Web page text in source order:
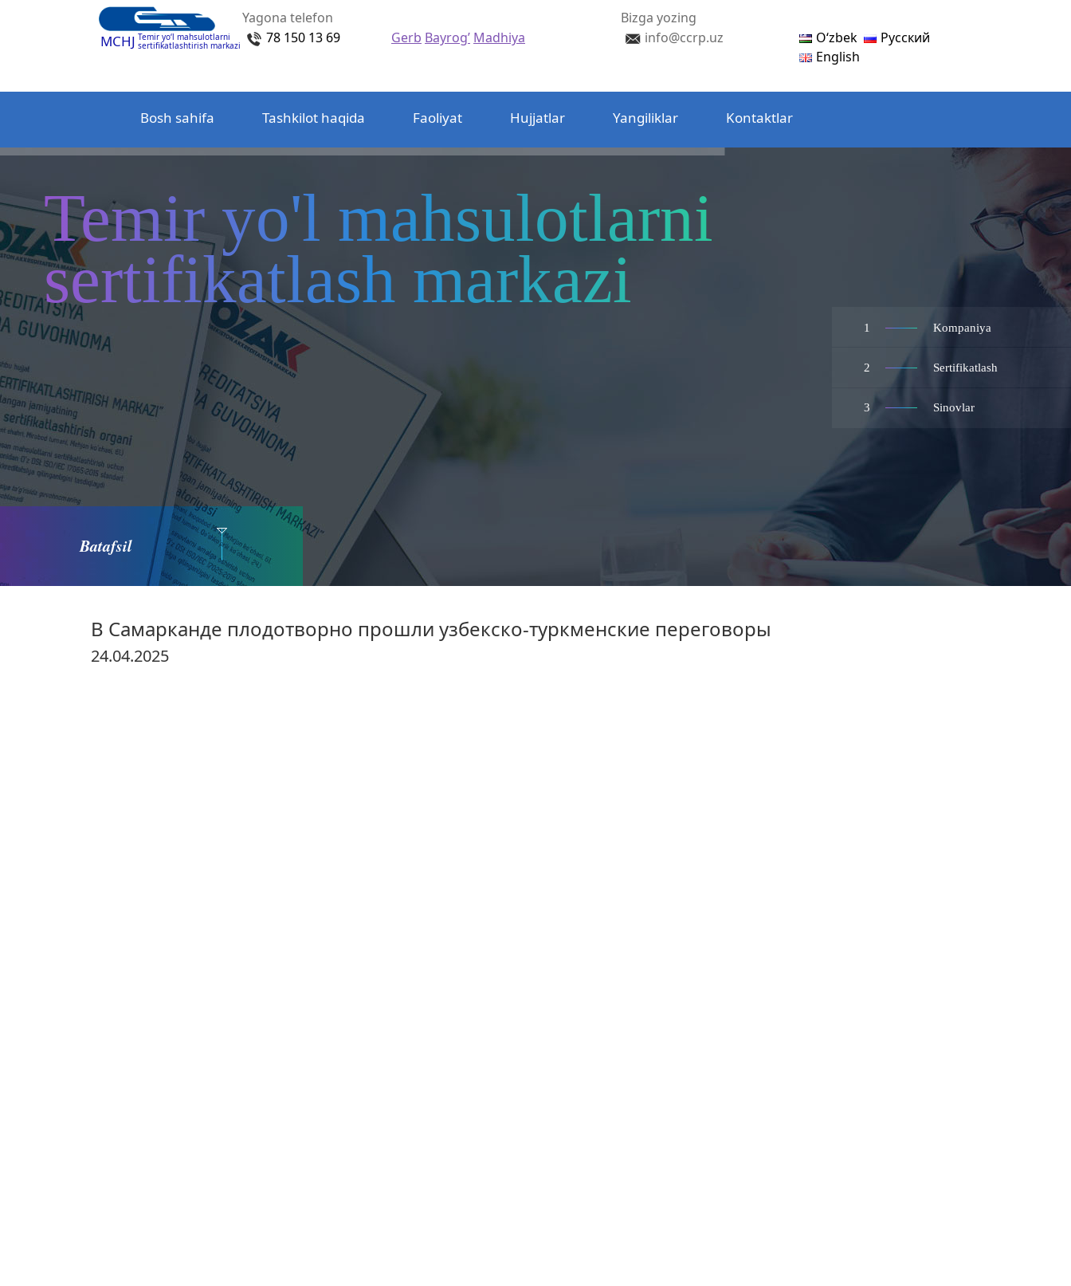
MCHJ Temir yo‘l mahsulotlarni
sertifikatlashtirish markazi
Yagona telefon
78 150 13 69
Gerb Bayrog’ Madhiya
Bizga yozing
info@ccrp.uz
Oʻzbek
Русский
English
Bosh sahifa Tashkilot haqida Faoliyat Hujjatlar Yangiliklar Kontaktlar
1 Kompaniya
2 Sertifikatlash
3 Sinovlar
Temir yo'l mahsulotlarni
sertifikatlash markazi
Batafsil
В Самарканде плодотворно прошли узбекско-туркменские переговоры
24.04.2025